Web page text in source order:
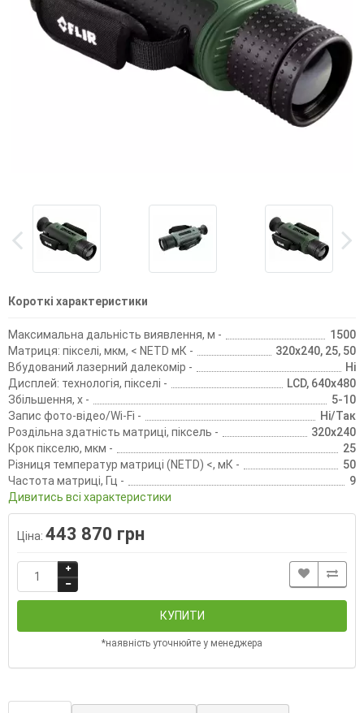
Короткі характеристики
Максимальна дальність виявлення, м -
1500
Матриця: пікселі, мкм, < NETD мК -
320х240, 25, 50
Вбудований лазерний далекомір -
Ні
Дисплей: технологія, пікселі -
LCD, 640х480
Збільшення, х -
5-10
Запис фото-відео/Wi-Fi -
Ні/Так
Роздільна здатність матриці, піксель -
320х240
Крок пікселю, мкм -
25
Різниця температур матриці (NETD) <, мК -
50
Частота матриці, Гц -
9
Дивитись всі характеристики
Ціна: 443 870 грн
КУПИТИ
*наявність уточнюйте у менеджера